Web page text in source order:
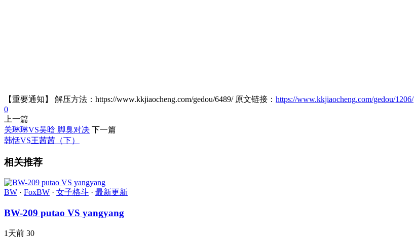
【重要通知】 解压方法：https://www.kkjiaocheng.com/gedou/6489/ 原文链接： https://www.kkjiaocheng.com/gedou/1206/
0
上一篇
关琳琳VS吴晗 脚臭对决 下一篇
韩恬VS王茜茜（下）
相关推荐
BW · FoxBW · 女子格斗 · 最新更新
BW-209 putao VS yangyang
1天前 30